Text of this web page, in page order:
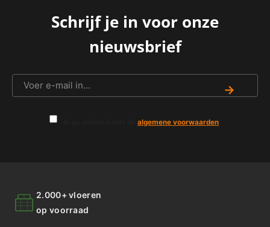
Schrijf je in voor onze
nieuwsbrief
→
algemene voorwaarden
2.000+ vloeren
op voorraad